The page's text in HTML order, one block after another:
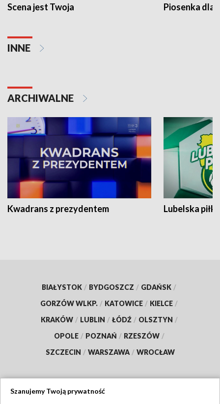
Scena jest Twoja Piosenka dla
INNE
ARCHIWALNE
Kwadrans z prezydentem Lubelska piłka
BIAŁYSTOK / BYDGOSZCZ / GDAŃSK /
GORZÓW WLKP. / KATOWICE / KIELCE /
KRAKÓW / LUBLIN / ŁÓDŹ / OLSZTYN /
OPOLE / POZNAŃ / RZESZÓW /
SZCZECIN / WARSZAWA / WROCŁAW
Szanujemy Twoją prywatność